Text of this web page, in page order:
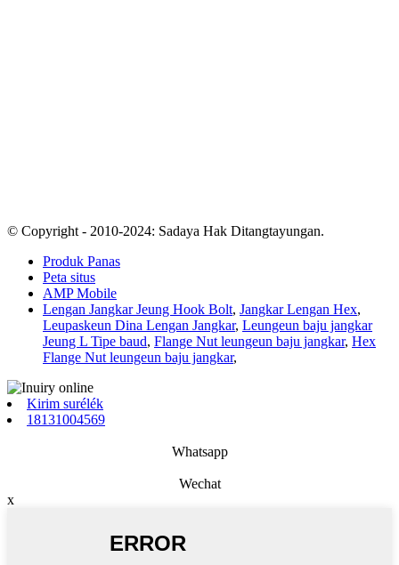
© Copyright - 2010-2024: Sadaya Hak Ditangtayungan.
Produk Panas
Peta situs
AMP Mobile
Lengan Jangkar Jeung Hook Bolt, Jangkar Lengan Hex,
Leupaskeun Dina Lengan Jangkar, Leungeun baju jangkar
Jeung L Tipe baud, Flange Nut leungeun baju jangkar, Hex
Flange Nut leungeun baju jangkar,
Kirim surélék
18131004569
Whatsapp
Wechat
x